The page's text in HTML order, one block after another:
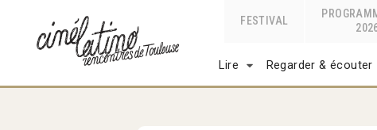
FESTIVAL
Lire Regarder & écouter